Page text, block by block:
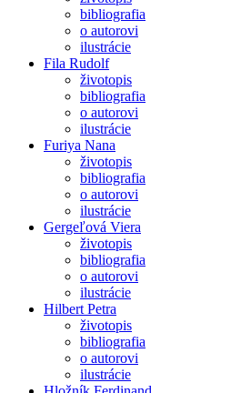
bibliografia
o autorovi
ilustrácie
Fila Rudolf
životopis
bibliografia
o autorovi
ilustrácie
Furiya Nana
životopis
bibliografia
o autorovi
ilustrácie
Gergeľová Viera
životopis
bibliografia
o autorovi
ilustrácie
Hilbert Petra
životopis
bibliografia
o autorovi
ilustrácie